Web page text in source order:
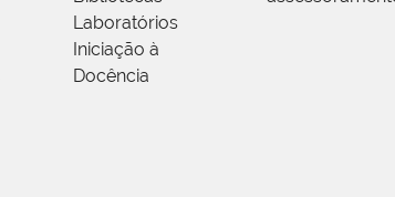
Laboratórios
Iniciação à
Docência